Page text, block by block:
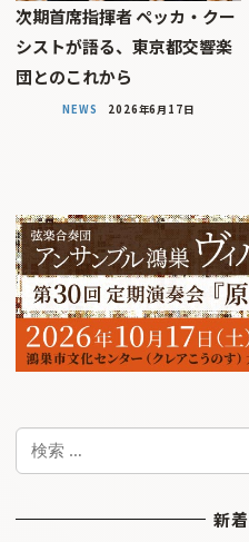
次期首席指揮者 ペッカ・クー
シストが語る、東京都交響楽
団とのこれから
NEWS 2026年6月17日
検
新